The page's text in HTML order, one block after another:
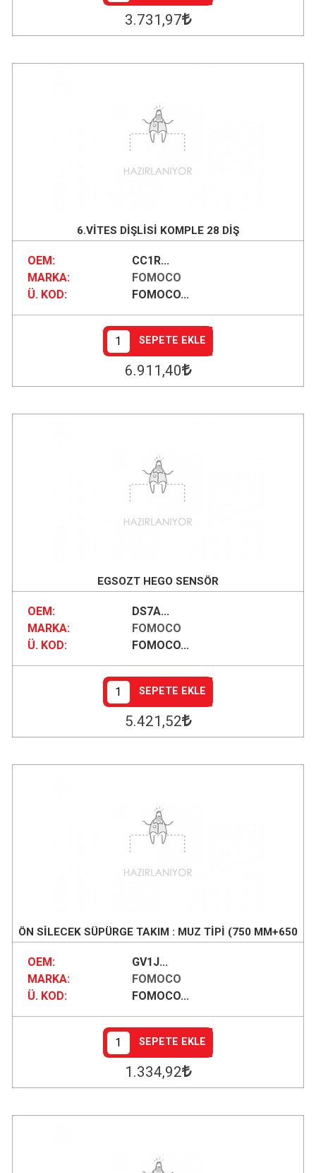
3.731 ,97
6.VİTES DİŞLİSİ KOMPLE 28 DİŞ
OEM:
CC1R...
MARKA:
FOMOCO
Ü. KOD:
FOMOCO...
SEPETE EKLE
6.911 ,40
EGSOZT HEGO SENSÖR
OEM:
DS7A...
MARKA:
FOMOCO
Ü. KOD:
FOMOCO...
SEPETE EKLE
5.421 ,52
ÖN SİLECEK SÜPÜRGE TAKIM : MUZ TİPİ (750 MM+650
OEM:
GV1J...
MARKA:
FOMOCO
Ü. KOD:
FOMOCO...
SEPETE EKLE
1.334,92